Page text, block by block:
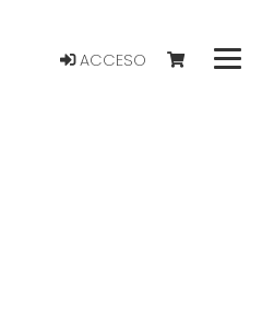
ACCESO